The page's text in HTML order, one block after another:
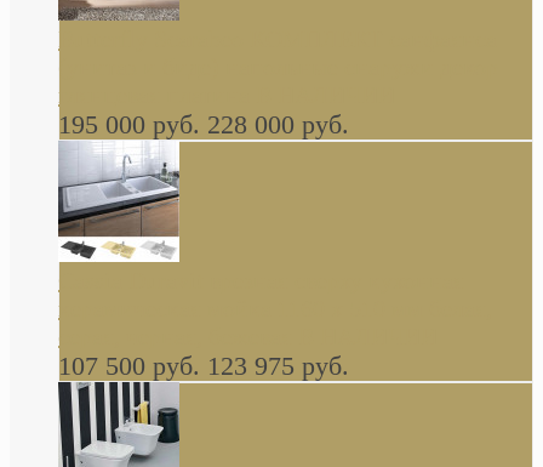
Butterfly Scarabeo КОМПЛЕКТ санфаянса
глянцевая платина В НАЛИЧИИ
195 000 руб. 228 000 руб.
керамическая мойка 1160 x 510 мм белая,
серая, черная, бежевая В НАЛИЧИИ
107 500 руб. 123 975 руб.